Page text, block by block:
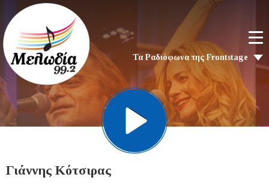
Τα Ραδιόφωνα της Frontstage
Γιάννης Κότσιρας